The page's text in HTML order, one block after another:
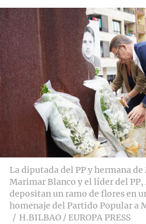
La diputada del PP y hermana
Marimar Blanco y el líder del
depositan un ramo de flores en
homenaje del Partido Popular a
H.BILBAO / EUROPA PRESS